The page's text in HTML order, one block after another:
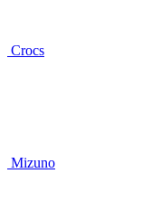
Crocs
Mizuno